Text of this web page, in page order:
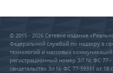
© 2015 - 2026 Сетевое издание
Федеральной службой по надзору в
технологий и массовых
регистрационный номер ЭЛ № ФС 77 -
свидетельство Эл № ФС 77-59331 от 18